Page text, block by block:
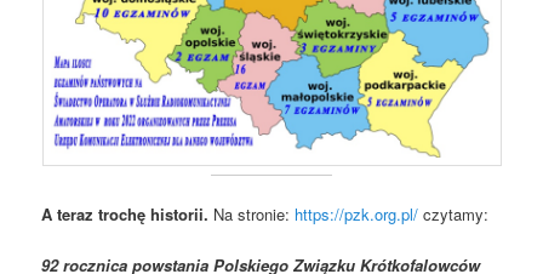
A teraz trochę historii. Na stronie: https://pzk.org.pl/ czytamy:
92 rocznica powstania Polskiego Związku Krótkofalowców